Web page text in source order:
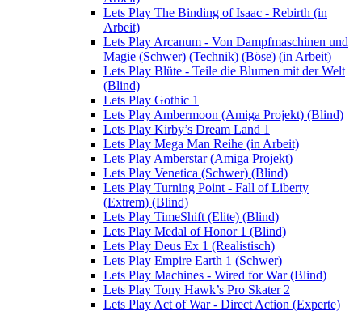
Lets Play The Binding of Isaac - Rebirth (in
Arbeit)
Lets Play Arcanum - Von Dampfmaschinen und
Magie (Schwer) (Technik) (Böse) (in Arbeit)
Lets Play Blüte - Teile die Blumen mit der Welt
(Blind)
Lets Play Gothic 1
Lets Play Ambermoon (Amiga Projekt) (Blind)
Lets Play Kirby’s Dream Land 1
Lets Play Mega Man Reihe (in Arbeit)
Lets Play Amberstar (Amiga Projekt)
Lets Play Venetica (Schwer) (Blind)
Lets Play Turning Point - Fall of Liberty
(Extrem) (Blind)
Lets Play TimeShift (Elite) (Blind)
Lets Play Medal of Honor 1 (Blind)
Lets Play Deus Ex 1 (Realistisch)
Lets Play Empire Earth 1 (Schwer)
Lets Play Machines - Wired for War (Blind)
Lets Play Tony Hawk’s Pro Skater 2
Lets Play Act of War - Direct Action (Experte)